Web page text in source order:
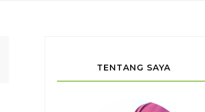
TENTANG SAYA